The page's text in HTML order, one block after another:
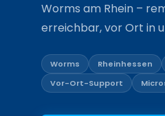
Worms am Rhein –
erreichbar, vor Ort in
Worms Rheinhessen
Vor-Ort-Support